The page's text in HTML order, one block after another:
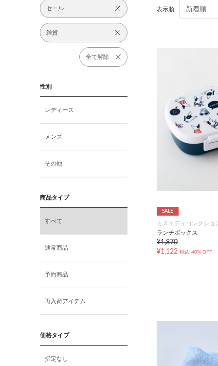
セール
雑貨
全て解除
性別
レディース
メンズ
その他
商品タイプ
すべて
通常商品
予約商品
再入荷アイテム
価格タイプ
指定なし
表示順
SALE
ミスエディコレクショ
ランチボックス
¥1,870
¥1,122 税込 40% OFF